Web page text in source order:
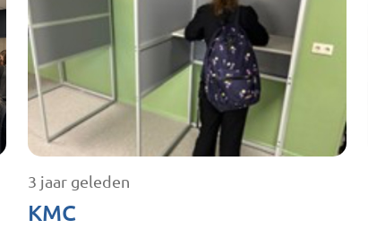
3 jaar geleden
KMC